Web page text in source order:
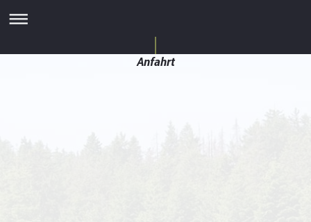
Anfahrt